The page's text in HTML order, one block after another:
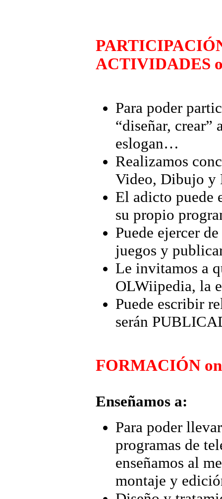
ACTIVIDADES
Para poder
“diseñar, crear”
eslogan…
Realizamos
Video, Dibujo y
El adicto puede
su propio
Puede ejercer
juegos y
Le invitamos a
OLWiipedia, la
Puede escribir
serán
FORMACIÓN
Enseñamos a:
Para poder
programas de
enseñamos al
montaje y